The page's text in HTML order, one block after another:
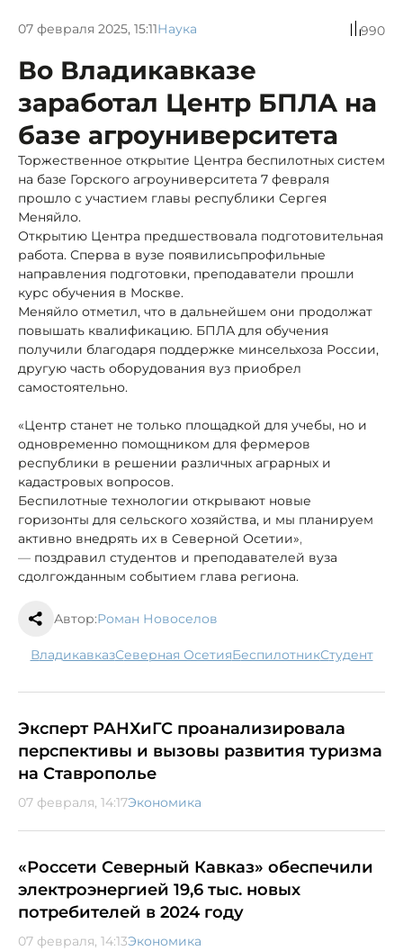
07 февраля 2025, 15:11Наука 990
Во Владикавказе
заработал Центр БПЛА на
базе агроуниверситета
Торжественное открытие Центра беспилотных систем
на базе Горского агроуниверситета 7 февраля
прошло с участием главы республики Сергея
Меняйло.
Открытию Центра предшествовала подготовительная
работа. Сперва в вузе появилисьпрофильные
направления подготовки, преподаватели прошли
курс обучения в Москве.
Меняйло отметил, что в дальнейшем они продолжат
повышать квалификацию. БПЛА для обучения
получили благодаря поддержке минсельхоза России,
другую часть оборудования вуз приобрел
самостоятельно.
«Центр станет не только площадкой для учебы, но и
одновременно помощником для фермеров
республики в решении различных аграрных и
кадастровых вопросов.
Беспилотные технологии открывают новые
горизонты для сельского хозяйства, и мы планируем
активно внедрять их в Северной Осетии»,
— поздравил студентов и преподавателей вуза
сдолгожданным событием глава региона.
Автор:Роман Новоселов
Владикавказ Северная Осетия беспилотник студент
Эксперт РАНХиГС проанализировала
перспективы и вызовы развития туризма
на Ставрополье
07 февраля, 14:17Экономика
«Россети Северный Кавказ» обеспечили
электроэнергией 19,6 тыс. новых
потребителей в 2024 году
07 февраля, 14:13Экономика